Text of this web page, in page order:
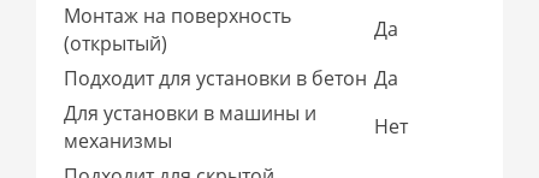
Монтаж на поверхность
(открытый)
Да
Подходит для установки в бетон Да
Для установки в машины и
механизмы
Нет